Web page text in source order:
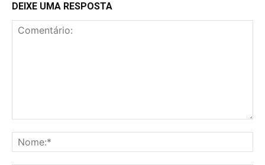
DEIXE UMA RESPOSTA